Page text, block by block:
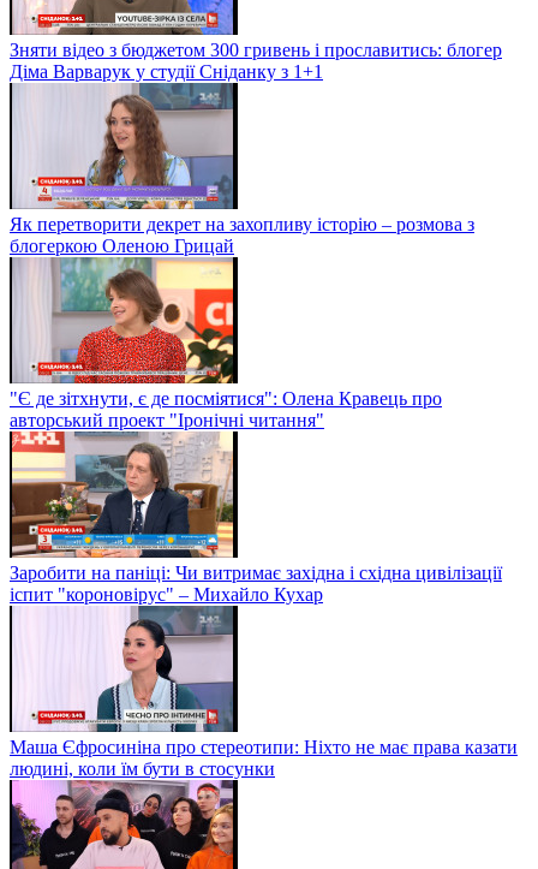
Зняти відео з бюджетом 300 гривень і прославитись: блогер
Діма Варварук у студії Сніданку з 1+1
Як перетворити декрет на захопливу історію – розмова з
блогеркою Оленою Грицай
"Є де зітхнути, є де посміятися": Олена Кравець про
авторський проект "Іронічні читання"
Заробити на паніці: Чи витримає західна і східна цивілізації
іспит "короновірус" – Михайло Кухар
Маша Єфросиніна про стереотипи: Ніхто не має права казати
людині, коли їм бути в стосунки